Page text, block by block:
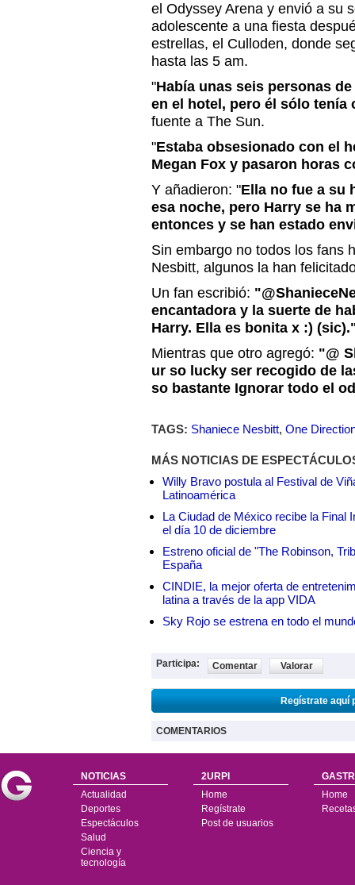
el Odyssey Arena y envió a su
adolescente a una fiesta
estrellas, el Culloden, donde
hasta las 5 am.
"Había unas seis personas
en el hotel, pero él sólo tenía
fuente a The Sun.
"Estaba obsesionado con el
Megan Fox y pasaron horas
Y añadieron: "Ella no fue a su
esa noche, pero Harry se ha
entonces y se han estado
Sin embargo no todos los fans
Nesbitt, algunos la han
Un fan escribió:
encantadora y la suerte de
Harry. Ella es bonita x :)
Mientras que otro agregó: "@
ur so lucky ser recogido de
so bastante Ignorar todo el
TAGS: Shaniece Nesbitt, One
MÁS NOTICIAS DE
Willy Bravo postula al Festival de
Latinoamérica
La Ciudad de México recibe la Final
el día 10 de diciembre
Estreno oficial de "The Robinson,
España
CINDIE, la mejor oferta de
latina a través de la app VIDA
Sky Rojo se estrena en todo el
Participa: Comentar Valorar
Regístrate aquí
COMENTARIOS
NOTICIAS
Actualidad
Deportes
Espectáculos
Salud
Ciencia y
tecnología
2URPI
Home
Regístrate
Post de usuarios
Home